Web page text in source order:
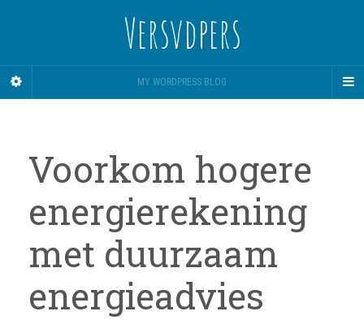
Versvdpers
MY WORDPRESS BLOG
Voorkom hogere
energierekening
met duurzaam
energieadvies